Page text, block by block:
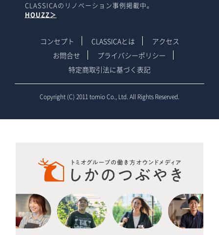
CLASSICAのリノベーション事例掲載中。
HOUZZ＞
コンセプト CLASSICAとは
アクセス
お問合せ
プライバシーポリシー
特定商取引法に基づく表記
Copyright (C) 2011 tomio Co., Ltd. All Rights Reserved.